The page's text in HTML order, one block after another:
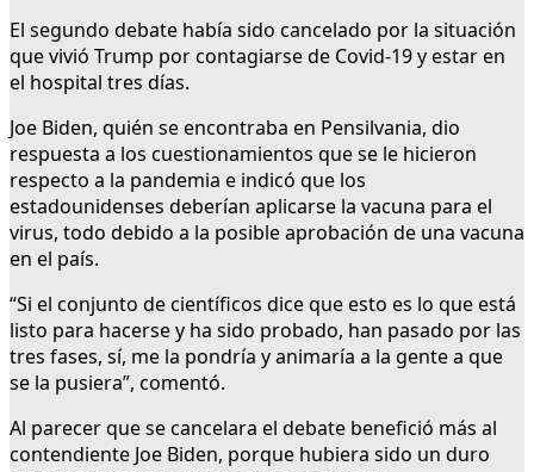
El segundo debate había sido cancelado por la situación
que vivió Trump por contagiarse de Covid-19 y estar en
el hospital tres días.
Joe Biden, quién se encontraba en Pensilvania, dio
respuesta a los cuestionamientos que se le hicieron
respecto a la pandemia e indicó que los
estadounidenses deberían aplicarse la vacuna para el
virus, todo debido a la posible aprobación de una vacuna
en el país.
“Si el conjunto de científicos dice que esto es lo que está
listo para hacerse y ha sido probado, han pasado por las
tres fases, sí, me la pondría y animaría a la gente a que
se la pusiera”, comentó.
Al parecer que se cancelara el debate benefició más al
contendiente Joe Biden, porque hubiera sido un duro